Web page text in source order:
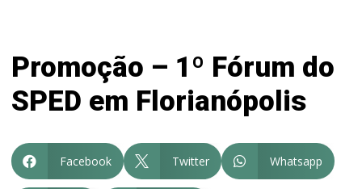
Promoção – 1º Fórum do
SPED em Florianópolis
 Facebook  Twitter  Whatsapp